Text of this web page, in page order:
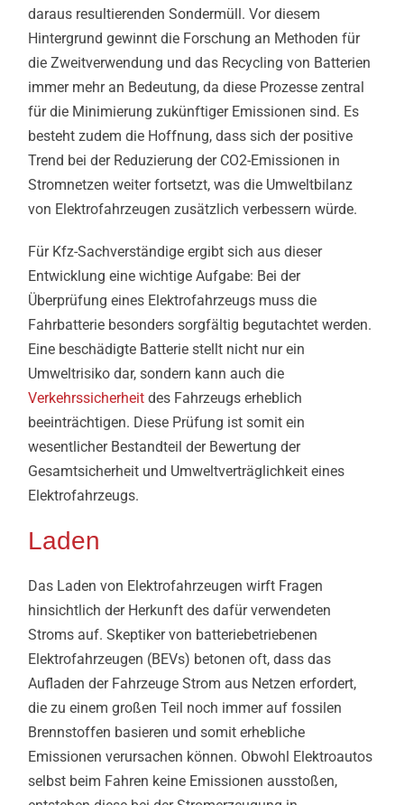
daraus resultierenden Sondermüll. Vor diesem
Hintergrund gewinnt die Forschung an Methoden für
die Zweitverwendung und das Recycling von Batterien
immer mehr an Bedeutung, da diese Prozesse zentral
für die Minimierung zukünftiger Emissionen sind. Es
besteht zudem die Hoffnung, dass sich der positive
Trend bei der Reduzierung der CO2-Emissionen in
Stromnetzen weiter fortsetzt, was die Umweltbilanz
von Elektrofahrzeugen zusätzlich verbessern würde.
Für Kfz-Sachverständige ergibt sich aus dieser
Entwicklung eine wichtige Aufgabe: Bei der
Überprüfung eines Elektrofahrzeugs muss die
Fahrbatterie besonders sorgfältig begutachtet werden.
Eine beschädigte Batterie stellt nicht nur ein
Umweltrisiko dar, sondern kann auch die
Verkehrssicherheit des Fahrzeugs erheblich
beeinträchtigen. Diese Prüfung ist somit ein
wesentlicher Bestandteil der Bewertung der
Gesamtsicherheit und Umweltverträglichkeit eines
Elektrofahrzeugs.
Laden
Das Laden von Elektrofahrzeugen wirft Fragen
hinsichtlich der Herkunft des dafür verwendeten
Stroms auf. Skeptiker von batteriebetriebenen
Elektrofahrzeugen (BEVs) betonen oft, dass das
Aufladen der Fahrzeuge Strom aus Netzen erfordert,
die zu einem großen Teil noch immer auf fossilen
Brennstoffen basieren und somit erhebliche
Emissionen verursachen können. Obwohl Elektroautos
selbst beim Fahren keine Emissionen ausstoßen,